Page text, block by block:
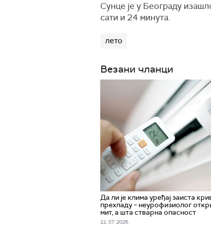
Сунце je у Београду
сати и 24 минута.
лето
Везани чланци
Да ли је клима уређај заиста
прехладу – неурофизиолог
мит, а шта стварна опасност
21. 07. 2026.